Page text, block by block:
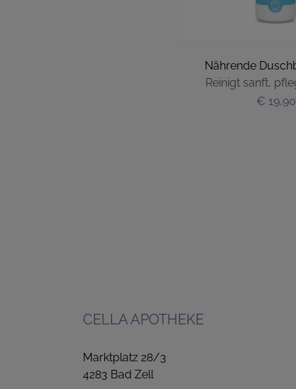
Nährende
Reinigt sanft,
€ 19,90
CELLA APOTHEKE
Marktplatz 28/3
4283 Bad Zell